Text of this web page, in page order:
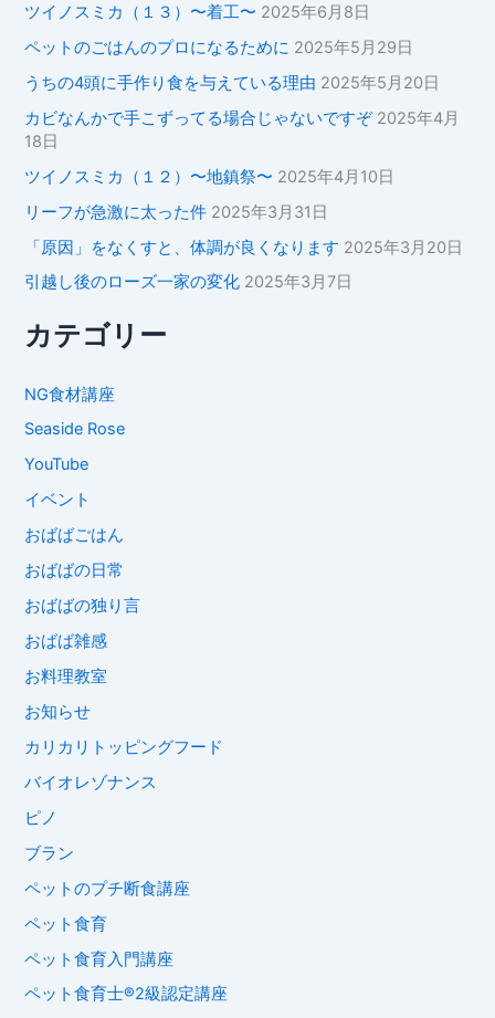
ツイノスミカ（１３）〜着工〜 2025年6月8日
ペットのごはんのプロになるために 2025年5月29日
うちの4頭に手作り食を与えている理由 2025年5月20日
カビなんかで手こずってる場合じゃないですぞ 2025年4月
18日
ツイノスミカ（１２）〜地鎮祭〜 2025年4月10日
リーフが急激に太った件 2025年3月31日
「原因」をなくすと、体調が良くなります 2025年3月20日
引越し後のローズ一家の変化 2025年3月7日
カテゴリー
NG食材講座
Seaside Rose
YouTube
イベント
おばばごはん
おばばの日常
おばばの独り言
おばば雑感
お料理教室
お知らせ
カリカリトッピングフード
バイオレゾナンス
ピノ
ブラン
ペットのプチ断食講座
ペット食育
ペット食育入門講座
ペット食育士®︎2級認定講座